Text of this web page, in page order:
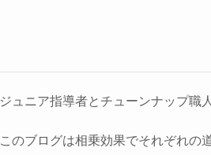
ジュニア指導者とチューンナップ職
このブログは相乗効果でそれぞれの